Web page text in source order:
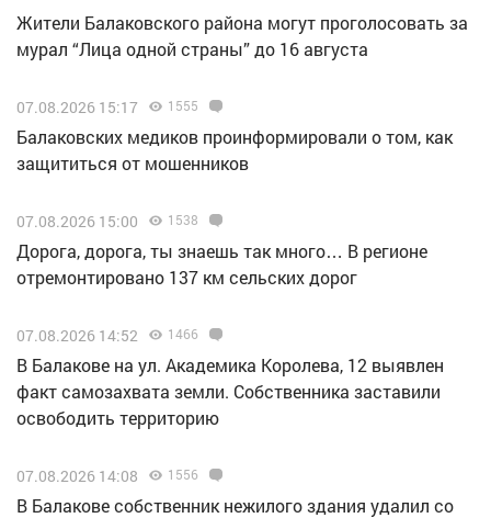
Жители Балаковского района могут проголосовать за
мурал “Лица одной страны” до 16 августа
07.08.2026 15:17 1555
Балаковских медиков проинформировали о том, как
защититься от мошенников
07.08.2026 15:00 1538
Дорога, дорога, ты знаешь так много… В регионе
отремонтировано 137 км сельских дорог
07.08.2026 14:52 1466
В Балакове на ул. Академика Королева, 12 выявлен
факт самозахвата земли. Собственника заставили
освободить территорию
07.08.2026 14:08 1556
В Балакове собственник нежилого здания удалил со